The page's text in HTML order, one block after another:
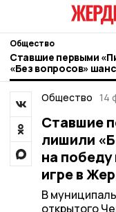
Общество
Ставшие первыми
«Без вопросов»
интеллектуальной
Общество 14
Ставшие
лишили
на
игре в
В
открытого